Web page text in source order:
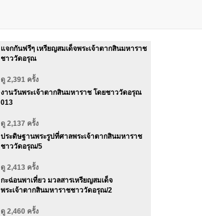
แจกกันฟรีๆ เหรียญสมเด็จพระเจ้าตากสินมหาราช
ชาววัดอรุณ
ดู 2,391 ครั้ง
งานวันพระเจ้าตากสินมหาราช โดยชาววัดอรุณ
013
ดู 2,137 ครั้ง
ประดิษฐานพระรูปที่ศาลพระเจ้าตากสินมหาราช
ชาววัดอรุณ/5
ดู 2,413 ครั้ง
กะฉ่อนพาเที่ยว มวลสารเหรียญสมเด็จ
พระเจ้าตากสินมหาราชชาววัดอรุณ/2
ดู 2,460 ครั้ง